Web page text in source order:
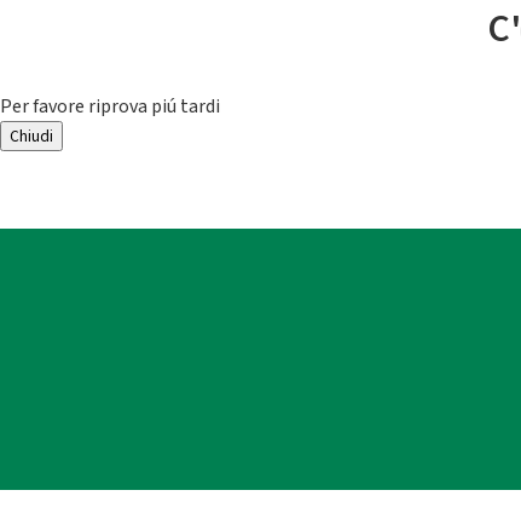
Per favore riprova piú tardi
Chiudi